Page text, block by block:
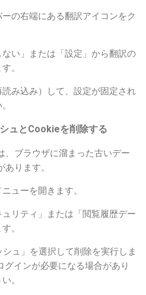
の右端にある翻訳アイコンをク
ない」または「設定」から翻訳の
。
み込み）して、設定が固定され
ュとCookieを削除する
、ブラウザに溜まった古いデー
ります。
ューを開きます。
ュリティ」または「閲覧履歴デー
。
シュ」を選択して削除を実行しま
インが必要になる場合があり
。